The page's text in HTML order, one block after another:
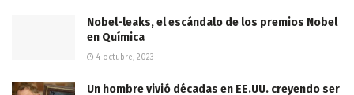
Nobel-leaks, el escándalo de los premios Nobel
en Química
4 octubre, 2023
Un hombre vivió décadas en EE.UU. creyendo ser